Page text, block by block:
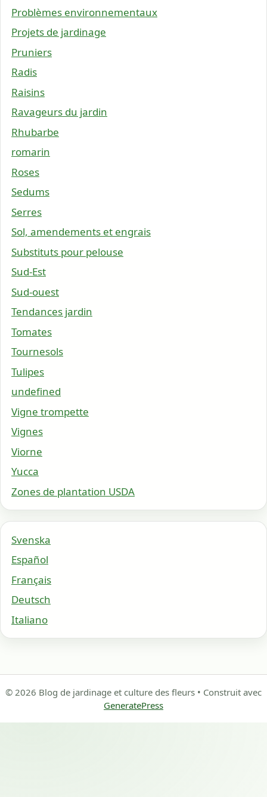
Problèmes environnementaux
Projets de jardinage
Pruniers
Radis
Raisins
Ravageurs du jardin
Rhubarbe
romarin
Roses
Sedums
Serres
Sol, amendements et engrais
Substituts pour pelouse
Sud-Est
Sud-ouest
Tendances jardin
Tomates
Tournesols
Tulipes
undefined
Vigne trompette
Vignes
Viorne
Yucca
Zones de plantation USDA
Svenska
Español
Français
Deutsch
Italiano
© 2026 Blog de jardinage et culture des fleurs • Construit avec
GeneratePress